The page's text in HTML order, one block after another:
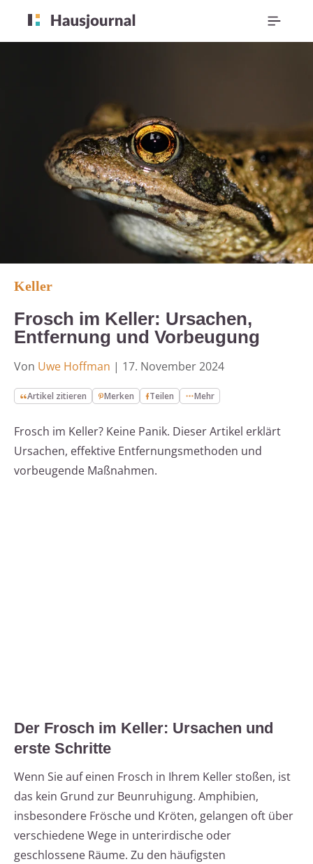
Keller
Frosch im Keller: Ursachen,
Entfernung und Vorbeugung
Von Uwe Hoffman | 17. November 2024
Artikel zitieren Merken Teilen Mehr
Frosch im Keller? Keine Panik. Dieser Artikel erklärt
Ursachen, effektive Entfernungsmethoden und
vorbeugende Maßnahmen.
Der Frosch im Keller: Ursachen und
erste Schritte
Wenn Sie auf einen Frosch in Ihrem Keller stoßen, ist
das kein Grund zur Beunruhigung. Amphibien,
insbesondere Frösche und Kröten, gelangen oft über
verschiedene Wege in unterirdische oder
geschlossene Räume. Zu den häufigsten